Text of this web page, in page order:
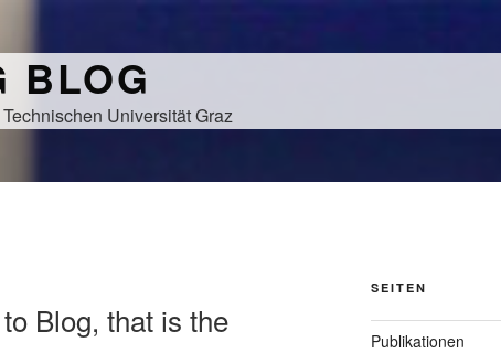
BLOG
Universität Graz
Blog, that is the
SEITEN
Publikationen